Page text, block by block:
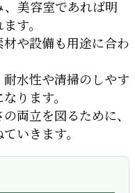
美容室であれば明
す。
や設備も用途に合わ
水性や清掃のしやす
ります。
両立を図るために、
いきます。